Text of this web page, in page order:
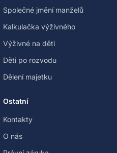
Společné jmění manželů
Kalkulačka výživného
Výživné na děti
Děti po rozvodu
Dělení majetku
Ostatní
Kontakty
O nás